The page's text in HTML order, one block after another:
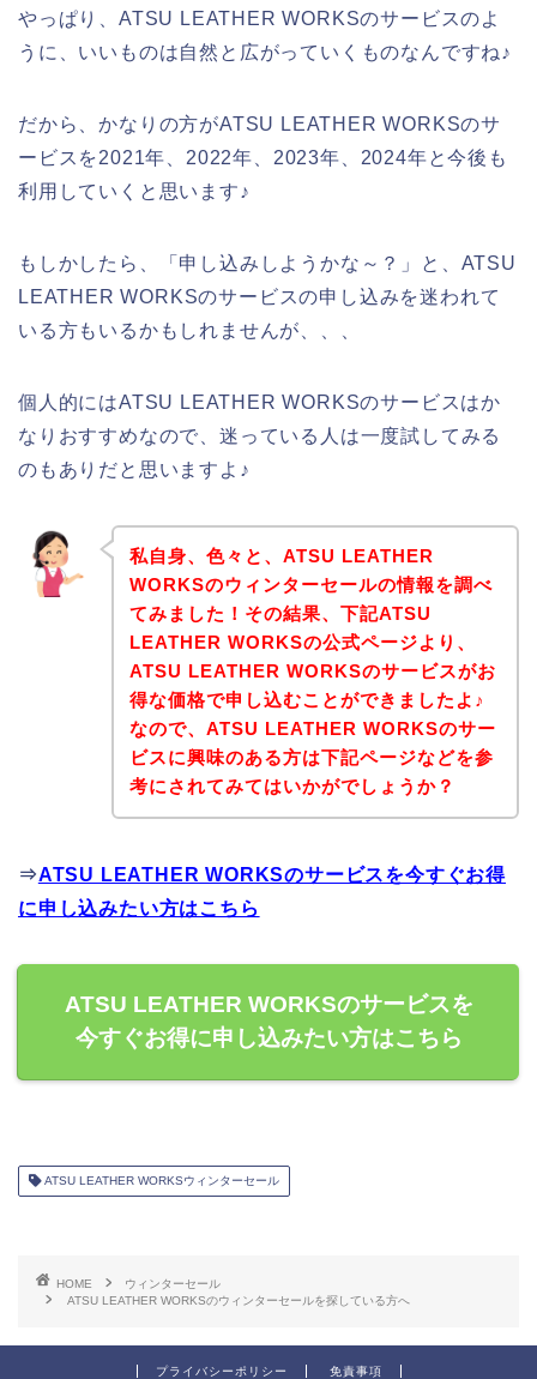
やっぱり、ATSU LEATHER WORKSのサービスのよ
うに、いいものは自然と広がっていくものなんですね♪
だから、かなりの方がATSU LEATHER WORKSのサ
ービスを2021年、2022年、2023年、2024年と今後も
利用していくと思います♪
もしかしたら、「申し込みしようかな～？」と、ATSU
LEATHER WORKSのサービスの申し込みを迷われて
いる方もいるかもしれませんが、、、
個人的にはATSU LEATHER WORKSのサービスはか
なりおすすめなので、迷っている人は一度試してみる
のもありだと思いますよ♪
私自身、色々と、ATSU LEATHER
WORKSのウィンターセールの情報を調べ
てみました！その結果、下記ATSU
LEATHER WORKSの公式ページより、
ATSU LEATHER WORKSのサービスがお
得な価格で申し込むことができましたよ♪
なので、ATSU LEATHER WORKSのサー
ビスに興味のある方は下記ページなどを参
考にされてみてはいかがでしょうか？
⇒ATSU LEATHER WORKSのサービスを今すぐお得
に申し込みたい方はこちら
ATSU LEATHER WORKSのサービスを
今すぐお得に申し込みたい方はこちら
ATSU LEATHER WORKSウィンターセール
HOME
ウィンターセール
ATSU LEATHER WORKSのウィンターセールを探している方へ
プライバシーポリシー 免責事項